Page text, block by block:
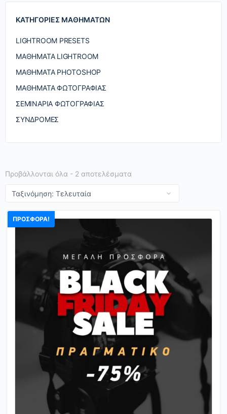
ΚΑΤΗΓΟΡΊΕΣ ΜΑΘΗΜΆΤΩΝ
LIGHTROOM PRESETS
ΜΑΘΉΜΑΤΑ LIGHTROOM
ΜΑΘΉΜΑΤΑ PHOTOSHOP
ΜΑΘΉΜΑΤΑ ΦΩΤΟΓΡΑΦΊΑΣ
ΣΕΜΙΝΆΡΙΑ ΦΩΤΟΓΡΑΦΊΑΣ
ΣΥΝΔΡΟΜΈΣ
Προβάλλονται όλα - 2 αποτελέσματα
ΠΡΟΣΦΟΡΆ!